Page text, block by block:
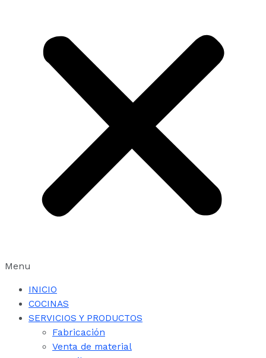
Menu
INICIO
COCINAS
SERVICIOS Y PRODUCTOS
Fabricación
Venta de material